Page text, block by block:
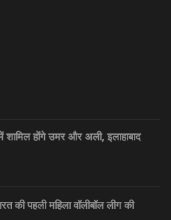
होंगे उमर और अली, इलाहाबाद
की पहली महिला वॉलीबॉल लीग की